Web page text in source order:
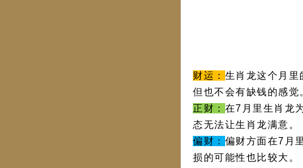
财运： 生肖龙这个月里
但也不会有缺钱的感觉
正财： 在7月里生肖龙
态无法让生肖龙满意。
偏财： 偏财方面在7月
损的可能性也比较大。